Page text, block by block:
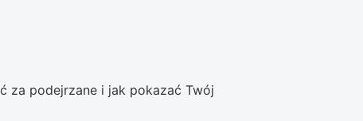
za podejrzane i jak pokazać Twój